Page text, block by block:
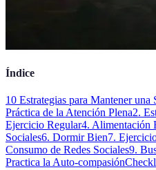
Índice
10 Estrategias para Mantener
Práctica de la Atención Plena2.
Ejercicio Regular4. Alimentación
Sociales6. Dormir Bien7.
Consumo de Redes Sociales9.
Practica la Auto-compasión